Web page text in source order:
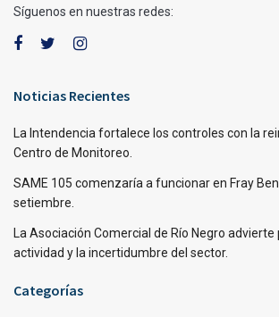
Síguenos en nuestras redes:
Noticias Recientes
La Intendencia fortalece los controles con la
Centro de Monitoreo.
SAME 105 comenzaría a funcionar en Fray
setiembre.
La Asociación Comercial de Río Negro advierte
actividad y la incertidumbre del sector.
Categorías